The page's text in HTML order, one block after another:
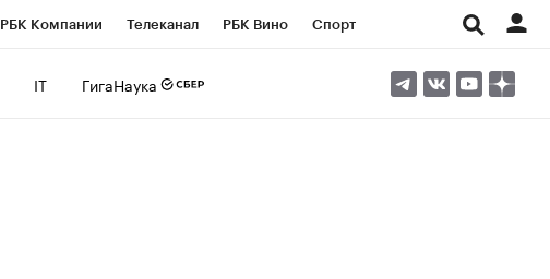
РБК Компании Телеканал РБК Вино Спорт
IT ГигаНаука